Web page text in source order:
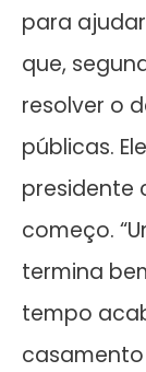
para
que,
resolver o
públicas.
presidente
começo.
termina
tempo
casamento